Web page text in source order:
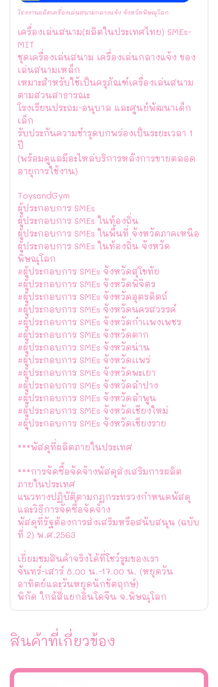
โรงงานผลิตเครื่องเล่นสนามกลางแจ้ง จังหวัดพิษณุโลก
เครื่องเล่นสนาม(ผลิตในประเทศไทย) SMEs-
MIT
ชุดเครื่องเล่นสนาม เครื่องเล่นกลางแจ้ง ของ
เล่นสนามเหล็ก
เหมาะสำหรับใช้เป็นครุภัณฑ์เครื่องเล่นสนาม
ตามสวนสาธารณะ
โรงเรียนประถม-อนุบาล และศูนย์พัฒนาเด็ก
เล็ก
รับประกันความชำรุดบกพร่องเป็นระยะเวลา 1
ปี
(พร้อมดูแลมีอะไหล่บริการหลังการขายตลอด
อายุการใช้งาน)
ToysandGym
ผู้ประกอบการ SMEs
ผู้ประกอบการ SMEs ในท้องถิ่น
ผู้ประกอบการ SMEs ในพื้นที่ จังหวัดภาคเหนือ
ผู้ประกอบการ SMEs ในท้องถิ่น จังหวัด
พิษณุโลก
#ผู้ประกอบการ SMEs จังหวัดสุโขทัย
#ผู้ประกอบการ SMEs จังหวัดพิจิตร
#ผู้ประกอบการ SMEs จังหวัดอุตรดิตถ์
#ผู้ประกอบการ SMEs จังหวัดนครสวรรค์
#ผู้ประกอบการ SMEs จังหวัดกำเเพงเพชร
#ผู้ประกอบการ SMEs จังหวัดตาก
#ผู้ประกอบการ SMEs จังหวัดน่าน
#ผู้ประกอบการ SMEs จังหวัดเเพร่
#ผู้ประกอบการ SMEs จังหวัดพะเยา
#ผู้ประกอบการ SMEs จังหวัดลำปาง
#ผู้ประกอบการ SMEs จังหวัดลำพูน
#ผู้ประกอบการ SMEs จังหวัดเชียงใหม่
#ผู้ประกอบการ SMEs จังหวัดเชียงราย
***พัสดุที่ผลิตภายในประเทศ
***การจัดซื้อจัดจ้างพัสดุส่งเสริมการผลิต
ภายในประเทศ
แนวทางปฏิบัติตามกฏกระทรวงกำหนดพัสดุ
และวิธีการจัดซื้อจัดจ้าง
พัสดุที่รัฐต้องการส่งเสริมหรือสนับสนุน (ฉบับ
ที่ 2) พ.ศ.2563
เยี่ยมชมสินค้าจริงได้ที่โชว์รูมของเรา
จันทร์-เสาร์ 8.00 น.-17.00 น. (หยุดวัน
อาทิตย์และวันหยุดนักขัตฤกษ์)
พิกัด ใกล้สี่แยกอินโดจีน จ.พิษณุโลก
สินค้าที่เกี่ยวข้อง